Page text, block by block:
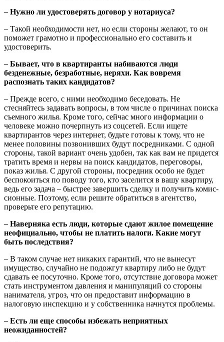
– Нужно ли удостоверять договор у нотариуса?
– Такой необходимости нет, но если стороны желают, то он
поможет грамотно и профессионально его составить и
удостоверить.
– Бывает, что в квартиранты набиваются люди
безденежные, безработные, неряхи. Как вовремя
распознать таких кандидатов?
– Прежде всего, с ними необходимо беседовать. Не
стесняйтесь задавать вопросы, в том числе о причинах поиска
съемного жилья. Кроме того, сейчас много информации о
человеке можно почерпнуть из соцсетей. Если ищете
квартирантов через интернет, будьте готовы к тому, что не
менее половины позвонивших будут посредниками. С одной
стороны, такой вариант очень удобен, так как вам не придется
тратить время и нервы на поиск кандидатов, переговоры,
показ жилья. С другой стороны, посредник особо не будет
беспокоиться по поводу того, кто заселится в вашу квартиру,
ведь его задача – быстрее завершить сделку и получить комис­
сионные. Поэтому, если решите обратиться в агентство,
проверьте его репутацию.
– Наверняка есть люди, которые сдают жилое помещение
неофициально, чтобы не платить налоги. Какие могут
быть последствия?
– В таком случае нет никаких гарантий, что не вынесут
имущество, случайно не подожгут квартиру либо не будут
сдавать ее посуточно. Кроме того, отсутствие договора может
стать инструментом давления и манипуляций со стороны
нанимателя, угроз, что он предоставит информацию в
налоговую инспекцию и у собственника начнутся проблемы.
– Есть ли еще способы избежать неприятных
неожиданностей?